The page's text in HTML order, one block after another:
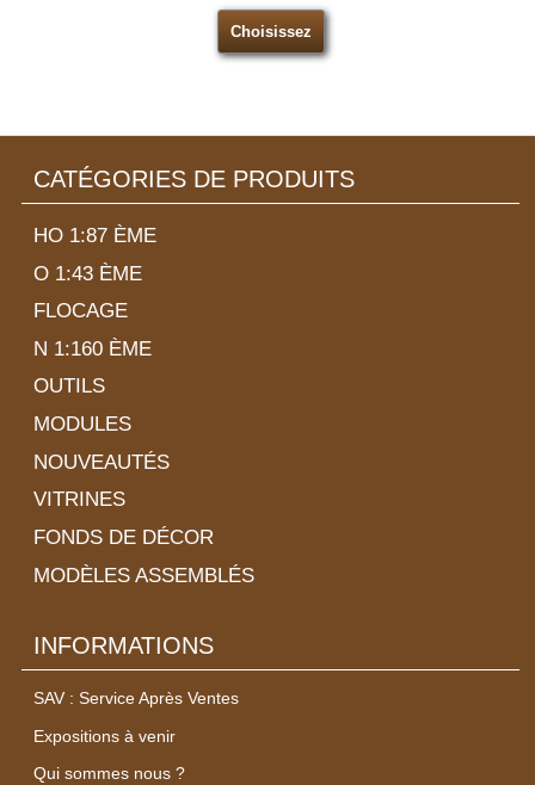
Choisissez
CATÉGORIES DE PRODUITS
HO 1:87 ÈME
O 1:43 ÈME
FLOCAGE
N 1:160 ÈME
OUTILS
MODULES
NOUVEAUTÉS
VITRINES
FONDS DE DÉCOR
MODÈLES ASSEMBLÉS
INFORMATIONS
SAV : Service Après Ventes
Expositions à venir
Qui sommes nous ?